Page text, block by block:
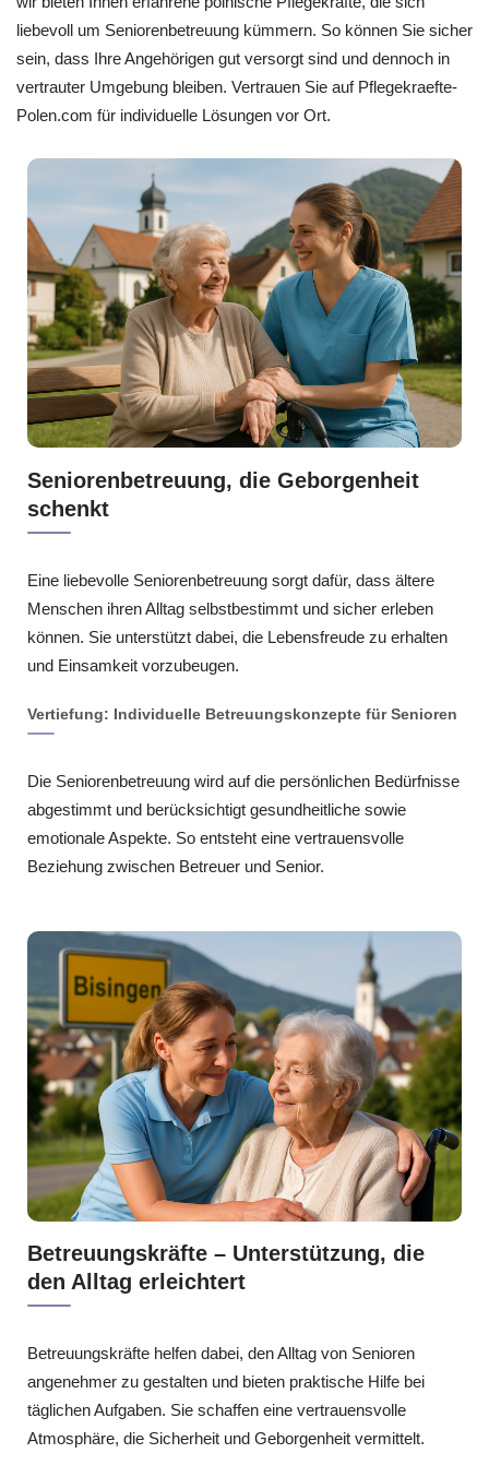
liebevoll um Seniorenbetreuung kümmern. So können Sie sicher
sein, dass Ihre Angehörigen gut versorgt sind und dennoch in
vertrauter Umgebung bleiben. Vertrauen Sie auf Pflegekraefte-
Polen.com für individuelle Lösungen vor Ort.
Betreuungskräfte – Unterstützung, die
den Alltag erleichtert
Betreuungskräfte helfen dabei, den Alltag von Senioren
angenehmer zu gestalten und bieten praktische Hilfe bei
täglichen Aufgaben. Sie schaffen eine vertrauensvolle
Atmosphäre, die Sicherheit und Geborgenheit vermittelt.
Seniorenbetreuung, die Geborgenheit
schenkt
Eine liebevolle Seniorenbetreuung sorgt dafür, dass ältere
Menschen ihren Alltag selbstbestimmt und sicher erleben
können. Sie unterstützt dabei, die Lebensfreude zu erhalten
und Einsamkeit vorzubeugen.
Vertiefung: Individuelle Betreuungskonzepte für Senioren
Die Seniorenbetreuung wird auf die persönlichen Bedürfnisse
abgestimmt und berücksichtigt gesundheitliche sowie
emotionale Aspekte. So entsteht eine vertrauensvolle
Beziehung zwischen Betreuer und Senior.